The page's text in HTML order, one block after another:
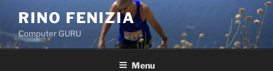
contenuto
RINO FENIZIA
Computer GURU
Menu